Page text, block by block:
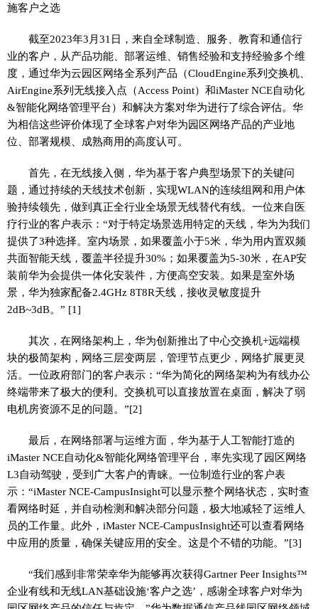
施客户之选
截至2023年3月31日，来自全球制造、服务、教育和通信行
业的客户，从产品功能、部署运维、销售经验和支持经验多个维
度，通过华为云园区网络全系列产品（CloudEngine系列交换机、
AirEngine系列无线接入点（Access Point）和iMaster NCE自动化
&智能化网络管理平台）和解决方案对华为进行了综合评估。华
为相信这些评价体现了全球客户对华为园区网络产品的产业地
位、部署规模、成熟商用的高度认可。
首先，在无线接入侧，华为基于客户典型场景下的关键问
题，通过持续的天线技术创新，实现WLAN的连续组网和用户体
验持续领先，做到真正全行业全场景无线替代有线。一位来自医
疗行业的客户表示：“对于特定场景选用特定的天线，华为为我们
提供了3种选择。室内场景，如果覆盖小于5米，华为用内置双频
共面智能天线，覆盖半径提升30%；如果覆盖为5-30米，在AP安
装前华为会提供一体化安装件，方便高空安装。如果是室外场
景，华为独家配备2.4GHz 8T8R天线，接收灵敏度提升
2dB~3dB。” [1]
其次，在网络架构上，华为创新推出了中心交换机+远端模
块的极简架构，网络三层变两层，管理节点更少，网络扩展更灵
活。一位政府部门的客户表示：“华为简化的网络架构为有线办公
终端带来了极大的便利。交换机可以直接放置在桌面，解决了弱
电机房资源不足的问题。”[2]
最后，在网络部署与运维方面，华为基于人工智能打造的
iMaster NCE自动化&智能化网络管理平台，率先实现了园区网络
L3自动驾驶，受到广大客户的青睐。一位制造行业的客户表
示：“iMaster NCE-CampusInsight可以显示整个网络状态，实时查
看网络时延，并自动检测和解决部分问题，极大地减轻了运维人
员的工作量。此外，iMaster NCE-CampusInsight还可以查看网络
中应用的质量，确保关键应用的安全。这是个不错的功能。”[3]
“我们感到非常荣幸华为能够再次获得Gartner Peer Insights™
企业有线和无线LAN基础设施‘客户之选’，感谢全球客户对华为